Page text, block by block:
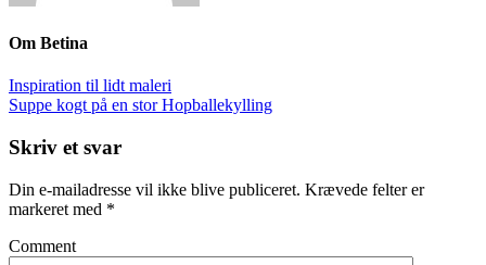
Om Betina
Inspiration til lidt maleri
Suppe kogt på en stor Hopballekylling
Skriv et svar
Din e-mailadresse vil ikke blive publiceret. Krævede felter er
markeret med *
Comment